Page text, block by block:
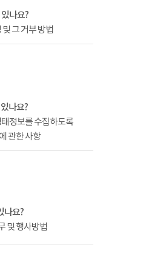
나요?
그 거부 방법
나요?
태정보를 수집하도록
관한 사항
나요?
및 행사방법